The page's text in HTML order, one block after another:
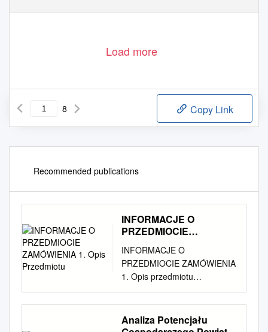
Load more
8 Copy Link
Recommended publications
INFORMACJE O
PRZEDMIOCIE
Przedmiotu
INFORMACJE O
PRZEDMIOCIE ZAMÓWIENIA
1. Opis przedmiotu
zamówienia. Wykonanie
uproszczonych planów
urządzenia lasu i
inwentaryzacji stanu lasu w 66
Analiza Potencjału